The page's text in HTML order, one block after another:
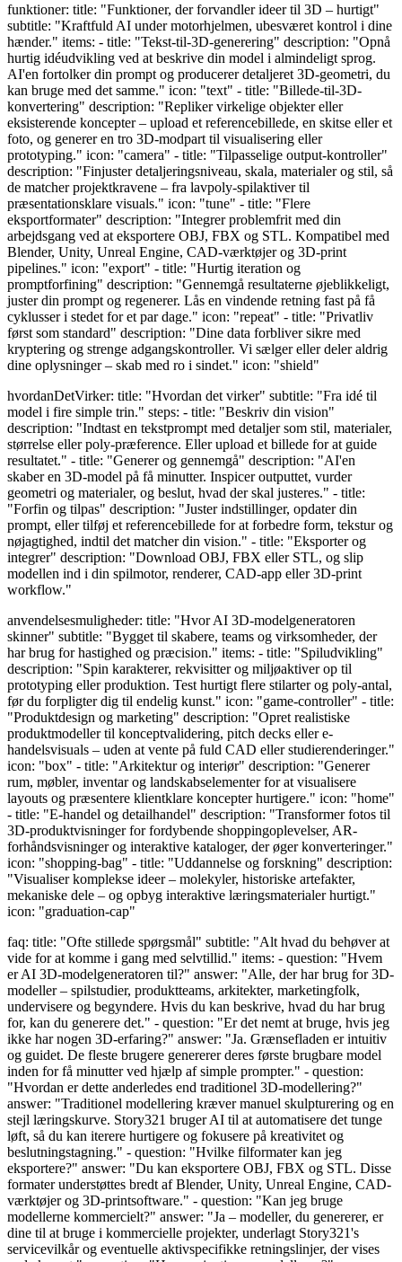
funktioner: title: "Funktioner, der forvandler ideer til 3D – hurtigt"
subtitle: "Kraftfuld AI under motorhjelmen, ubesværet kontrol i dine
hænder." items: - title: "Tekst-til-3D-generering" description: "Opnå
hurtig idéudvikling ved at beskrive din model i almindeligt sprog.
AI'en fortolker din prompt og producerer detaljeret 3D-geometri, du
kan bruge med det samme." icon: "text" - title: "Billede-til-3D-
konvertering" description: "Repliker virkelige objekter eller
eksisterende koncepter – upload et referencebillede, en skitse eller et
foto, og generer en tro 3D-modpart til visualisering eller
prototyping." icon: "camera" - title: "Tilpasselige output-kontroller"
description: "Finjuster detaljeringsniveau, skala, materialer og stil, så
de matcher projektkravene – fra lavpoly-spilaktiver til
præsentationsklare visuals." icon: "tune" - title: "Flere
eksportformater" description: "Integrer problemfrit med din
arbejdsgang ved at eksportere OBJ, FBX og STL. Kompatibel med
Blender, Unity, Unreal Engine, CAD-værktøjer og 3D-print
pipelines." icon: "export" - title: "Hurtig iteration og
promptforfining" description: "Gennemgå resultaterne øjeblikkeligt,
juster din prompt og regenerer. Lås en vindende retning fast på få
cyklusser i stedet for et par dage." icon: "repeat" - title: "Privatliv
først som standard" description: "Dine data forbliver sikre med
kryptering og strenge adgangskontroller. Vi sælger eller deler aldrig
dine oplysninger – skab med ro i sindet." icon: "shield"
hvordanDetVirker: title: "Hvordan det virker" subtitle: "Fra idé til
model i fire simple trin." steps: - title: "Beskriv din vision"
description: "Indtast en tekstprompt med detaljer som stil, materialer,
størrelse eller poly-præference. Eller upload et billede for at guide
resultatet." - title: "Generer og gennemgå" description: "AI'en
skaber en 3D-model på få minutter. Inspicer outputtet, vurder
geometri og materialer, og beslut, hvad der skal justeres." - title:
"Forfin og tilpas" description: "Juster indstillinger, opdater din
prompt, eller tilføj et referencebillede for at forbedre form, tekstur og
nøjagtighed, indtil det matcher din vision." - title: "Eksporter og
integrer" description: "Download OBJ, FBX eller STL, og slip
modellen ind i din spilmotor, renderer, CAD-app eller 3D-print
workflow."
anvendelsesmuligheder: title: "Hvor AI 3D-modelgeneratoren
skinner" subtitle: "Bygget til skabere, teams og virksomheder, der
har brug for hastighed og præcision." items: - title: "Spiludvikling"
description: "Spin karakterer, rekvisitter og miljøaktiver op til
prototyping eller produktion. Test hurtigt flere stilarter og poly-antal,
før du forpligter dig til endelig kunst." icon: "game-controller" - title:
"Produktdesign og marketing" description: "Opret realistiske
produktmodeller til konceptvalidering, pitch decks eller e-
handelsvisuals – uden at vente på fuld CAD eller studierenderinger."
icon: "box" - title: "Arkitektur og interiør" description: "Generer
rum, møbler, inventar og landskabselementer for at visualisere
layouts og præsentere klientklare koncepter hurtigere." icon: "home"
- title: "E-handel og detailhandel" description: "Transformer fotos til
3D-produktvisninger for fordybende shoppingoplevelser, AR-
forhåndsvisninger og interaktive kataloger, der øger konverteringer."
icon: "shopping-bag" - title: "Uddannelse og forskning" description:
"Visualiser komplekse ideer – molekyler, historiske artefakter,
mekaniske dele – og opbyg interaktive læringsmaterialer hurtigt."
icon: "graduation-cap"
faq: title: "Ofte stillede spørgsmål" subtitle: "Alt hvad du behøver at
vide for at komme i gang med selvtillid." items: - question: "Hvem
er AI 3D-modelgeneratoren til?" answer: "Alle, der har brug for 3D-
modeller – spilstudier, produktteams, arkitekter, marketingfolk,
undervisere og begyndere. Hvis du kan beskrive, hvad du har brug
for, kan du generere det." - question: "Er det nemt at bruge, hvis jeg
ikke har nogen 3D-erfaring?" answer: "Ja. Grænsefladen er intuitiv
og guidet. De fleste brugere genererer deres første brugbare model
inden for få minutter ved hjælp af simple prompter." - question:
"Hvordan er dette anderledes end traditionel 3D-modellering?"
answer: "Traditionel modellering kræver manuel skulpturering og en
stejl læringskurve. Story321 bruger AI til at automatisere det tunge
løft, så du kan iterere hurtigere og fokusere på kreativitet og
beslutningstagning." - question: "Hvilke filformater kan jeg
eksportere?" answer: "Du kan eksportere OBJ, FBX og STL. Disse
formater understøttes bredt af Blender, Unity, Unreal Engine, CAD-
værktøjer og 3D-printsoftware." - question: "Kan jeg bruge
modellerne kommercielt?" answer: "Ja – modeller, du genererer, er
dine til at bruge i kommercielle projekter, underlagt Story321's
servicevilkår og eventuelle aktivspecifikke retningslinjer, der vises